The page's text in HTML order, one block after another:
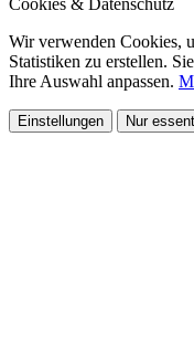
Wir verwenden Cookies,
Statistiken zu erstellen.
Ihre Auswahl anpassen.
Einstellungen Nur